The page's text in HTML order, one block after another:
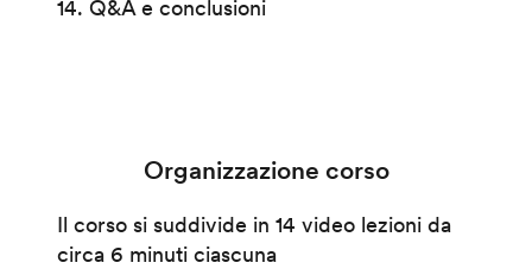
14. Q&A e conclusioni
Organizzazione corso
Il corso si suddivide in 14 video lezioni da
circa 6 minuti ciascuna